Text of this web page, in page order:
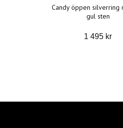
Candy öppen silverring
gul sten
1 495 kr